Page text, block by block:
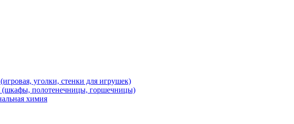
уголки, стенки для игрушек)
полотенечницы, горшечницы)
химия